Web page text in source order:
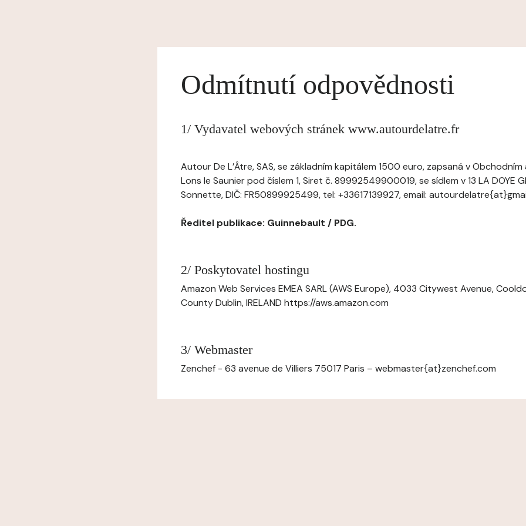
Odmítnutí odpovědnosti
1/ Vydavatel webových stránek www.autourdelatre.fr
Autour De L’Âtre, SAS, se základním kapitálem 1500 euro, zapsaná v
Lons le Saunier pod číslem 1, Siret č. 89992549900019, se sídlem v 13 LA DOYE
Sonnette, DIČ: FR50899925499, tel: +33617139927, email:
Ředitel publikace: Guinnebault / PDG.
2/ Poskytovatel hostingu
Amazon Web Services EMEA SARL (AWS Europe), 4033 Citywest Avenue,
County Dublin, IRELAND https://aws.amazon.com
3/ Webmaster
Zenchef - 63 avenue de Villiers 75017 Paris – webmaster{at}zenchef.com